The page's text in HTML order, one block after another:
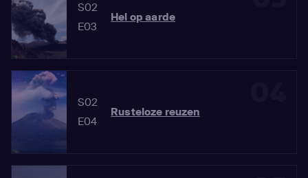
S02
E03
Hel op aarde
S02
E04
Rusteloze reuzen